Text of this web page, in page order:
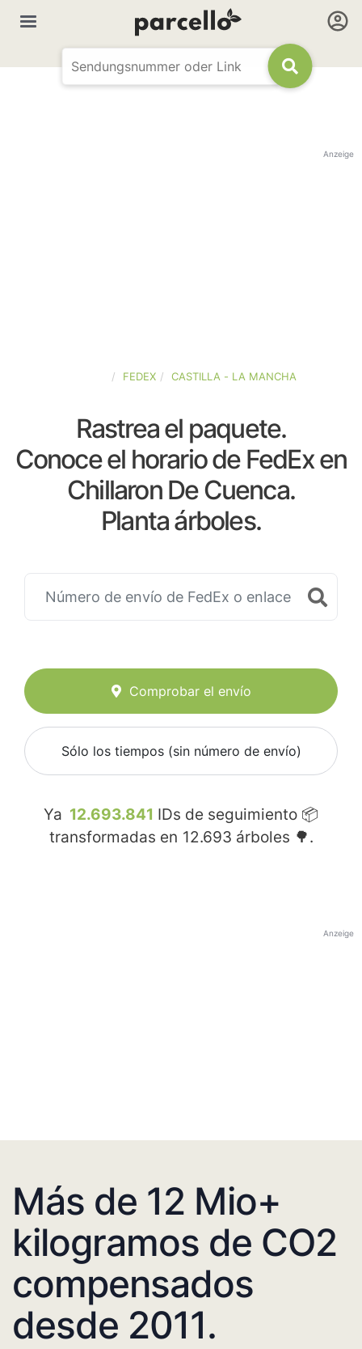
Anzeige
FEDEX CASTILLA - LA MANCHA
Rastrea el paquete.
Conoce el horario de FedEx en
Chillaron De Cuenca.
Planta árboles.
Comprobar el envío
Sólo los tiempos (sin número de envío)
Ya 12.693.841 IDs de seguimiento 📦
transformadas en 12.693 árboles 🌳.
Anzeige
Más de 12 Mio+
kilogramos de CO2
compensados
desde 2011.